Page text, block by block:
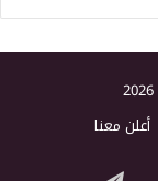
أعلن معنا